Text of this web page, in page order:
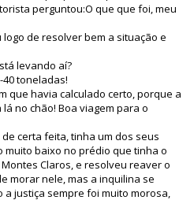
perguntou:O que que foi, meu
de resolver bem a situação e
levando aí?
toneladas!
que havia calculado certo, porque a
no chão! Boa viagem para o
certa feita, tinha um dos seus
baixo no prédio que tinha o
Claros, e resolveu reaver o
morar nele, mas a inquilina se
a justiça sempre foi muito morosa,